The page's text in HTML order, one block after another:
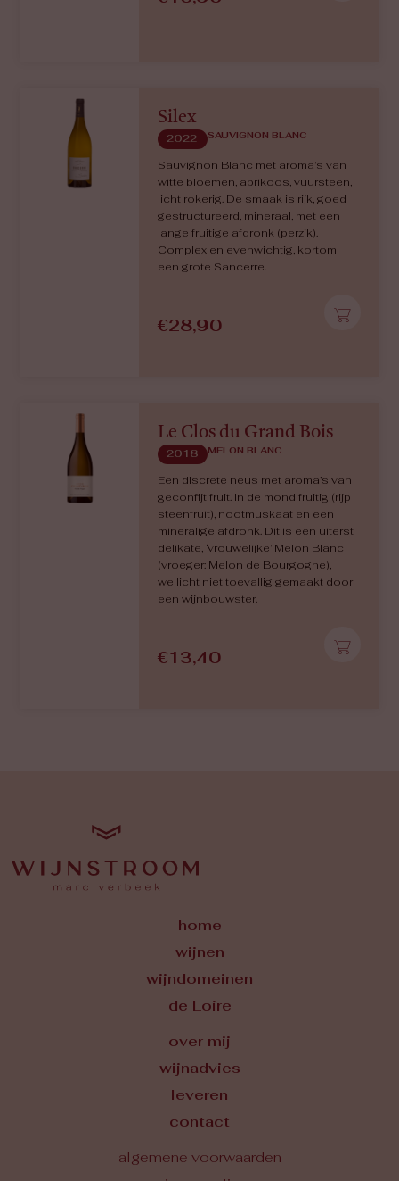
Silex
2022 SAUVIGNON BLANC
Sauvignon Blanc met aroma’s van
witte bloemen, abrikoos, vuursteen,
licht rokerig. De smaak is rijk, goed
gestructureerd, mineraal, met een
lange fruitige afdronk (perzik).
Complex en evenwichtig, kortom
een grote Sancerre.
€28,90
Le Clos du Grand Bois
2018 MELON BLANC
Een discrete neus met aroma’s van
geconfijt fruit. In de mond fruitig (rijp
steenfruit), nootmuskaat en een
mineralige afdronk. Dit is een uiterst
delikate, ‘vrouwelijke’ Melon Blanc
(vroeger: Melon de Bourgogne),
wellicht niet toevallig gemaakt door
een wijnbouwster.
€13,40
home
wijnen
wijndomeinen
de Loire
over mij
wijnadvies
leveren
contact
algemene voorwaarden